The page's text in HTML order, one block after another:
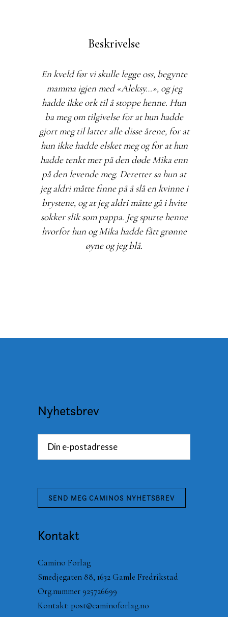
Beskrivelse
En kveld før vi skulle legge oss, begynte
mamma igjen med «Aleksy…», og jeg
hadde ikke ork til å stoppe henne. Hun
ba meg om tilgivelse for at hun hadde
gjort meg til latter alle disse årene, for at
hun ikke hadde elsket meg og for at hun
hadde tenkt mer på den døde Mika enn
på den levende meg. Deretter sa hun at
jeg aldri måtte finne på å slå en kvinne i
brystene, og at jeg aldri måtte gå i hvite
sokker slik som pappa. Jeg spurte henne
hvorfor hun og Mika hadde fått grønne
øyne og jeg blå.
Nyhetsbrev
Kontakt
Camino Forlag
Smedjegaten 88, 1632 Gamle Fredrikstad
Org.nummer 925726699
Kontakt: post@caminoforlag.no